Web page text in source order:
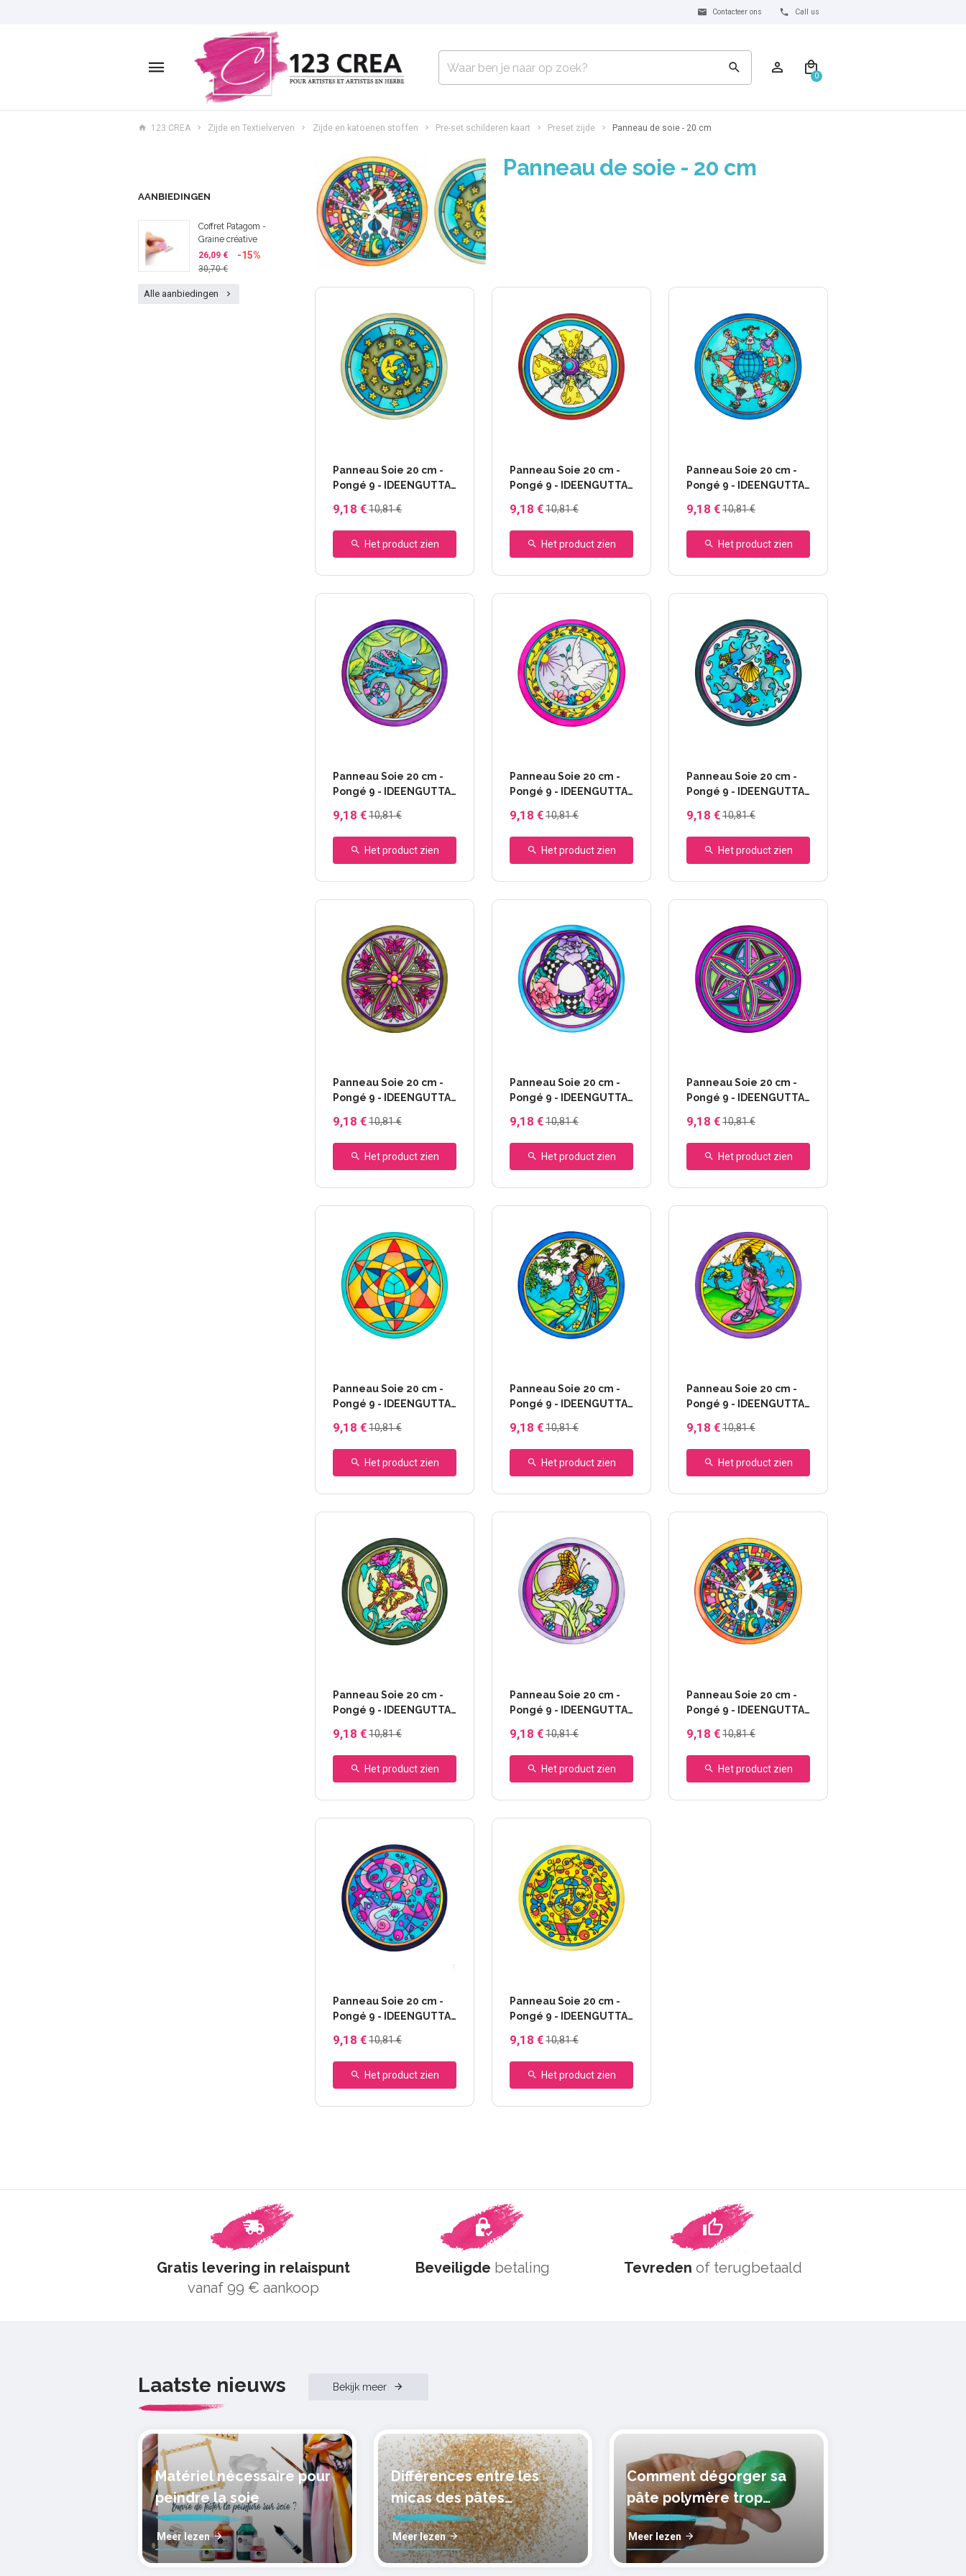
Contacteer ons Call us
0
123 CREA Zijde en Textielverven Zijde en katoenen stoffen Pre-set schilderen kaart Preset zijde Panneau de soie - 20 cm
AANBIEDINGEN
Coffret Patagom -
Graine créative
26,09 €
-15%
30,70 €
Alle aanbiedingen
Panneau de soie - 20 cm
Panneau Soie 20 cm -
Pongé 9 - IDEENGUTTA
9,18 €10,81 €
Het product zien
Panneau Soie 20 cm -
Pongé 9 - IDEENGUTTA
9,18 €10,81 €
Het product zien
Panneau Soie 20 cm -
Pongé 9 - IDEENGUTTA
9,18 €10,81 €
Het product zien
Panneau Soie 20 cm -
Pongé 9 - IDEENGUTTA
9,18 €10,81 €
Het product zien
Panneau Soie 20 cm -
Pongé 9 - IDEENGUTTA
9,18 €10,81 €
Het product zien
Panneau Soie 20 cm -
Pongé 9 - IDEENGUTTA
9,18 €10,81 €
Het product zien
Panneau Soie 20 cm -
Pongé 9 - IDEENGUTTA
9,18 €10,81 €
Het product zien
Panneau Soie 20 cm -
Pongé 9 - IDEENGUTTA
9,18 €10,81 €
Het product zien
Panneau Soie 20 cm -
Pongé 9 - IDEENGUTTA
9,18 €10,81 €
Het product zien
Panneau Soie 20 cm -
Pongé 9 - IDEENGUTTA
9,18 €10,81 €
Het product zien
Panneau Soie 20 cm -
Pongé 9 - IDEENGUTTA
9,18 €10,81 €
Het product zien
Panneau Soie 20 cm -
Pongé 9 - IDEENGUTTA
9,18 €10,81 €
Het product zien
Panneau Soie 20 cm -
Pongé 9 - IDEENGUTTA
9,18 €10,81 €
Het product zien
Panneau Soie 20 cm -
Pongé 9 - IDEENGUTTA
9,18 €10,81 €
Het product zien
Panneau Soie 20 cm -
Pongé 9 - IDEENGUTTA
9,18 €10,81 €
Het product zien
Panneau Soie 20 cm -
Pongé 9 - IDEENGUTTA
9,18 €10,81 €
Het product zien
Panneau Soie 20 cm -
Pongé 9 - IDEENGUTTA
9,18 €10,81 €
Het product zien
Gratis levering in relaispunt
vanaf 99 € aankoop
Beveiligde betaling Tevreden of terugbetaald
Laatste nieuws Bekijk meer
Matériel nécessaire pour
peindre la soie
Meer lezen
Différences entre les
micas des pâtes
polymères cernit
Meer lezen
Comment dégorger sa
pâte polymère trop
molle?
Meer lezen